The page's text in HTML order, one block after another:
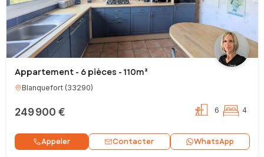
Appartement - 6 pièces - 110m²
Blanquefort(33290)
249 900 € 6 4
Appeler Contacter WhatsApp